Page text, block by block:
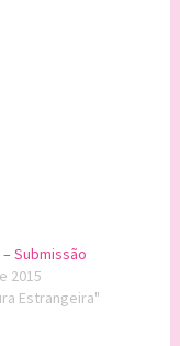
Submissão
2015
Estrangeira"